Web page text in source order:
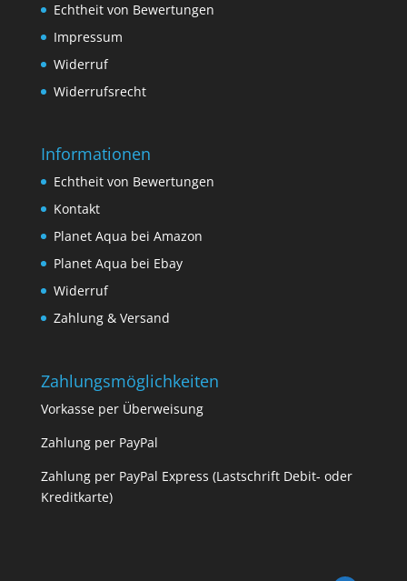
Echtheit von Bewertungen
Impressum
Widerruf
Widerrufsrecht
Informationen
Echtheit von Bewertungen
Kontakt
Planet Aqua bei Amazon
Planet Aqua bei Ebay
Widerruf
Zahlung & Versand
Zahlungsmöglichkeiten
Vorkasse per Überweisung
Zahlung per PayPal
Zahlung per PayPal Express (Lastschrift Debit- oder
Kreditkarte)